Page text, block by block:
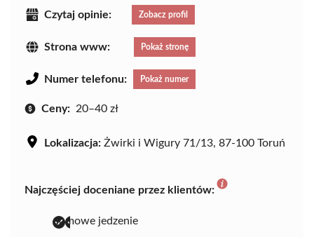
Czytaj opinie: Zobacz profil
Strona www: Pokaż stronę
Numer telefonu: Pokaż numer
Ceny: 20–40 zł
Lokalizacja: Żwirki i Wigury 71/13, 87-100 Toruń
Najczęściej doceniane przez klientów:
domowe jedzenie